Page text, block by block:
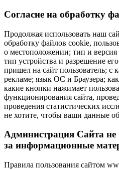
Cогласие на обработку
Продолжая использовать наш
обработку файлов cookie,
о местоположении; тип и
тип устройства и разрешение
пришел на сайт пользователь; с
рекламе; язык ОС и Браузера;
какие кнопки нажимает
функционирования сайта,
проведения статистических
не хотите, чтобы ваши данные
Администрация Сайта не
за информационные
Правила пользования сайтом